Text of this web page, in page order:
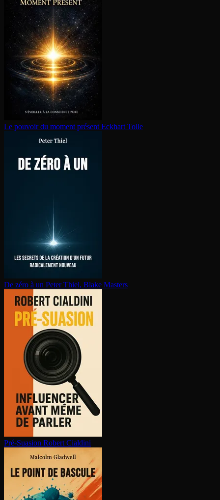
Le pouvoir du moment présent Eckhart Tolle
De zéro à un Peter Thiel, Blake Masters
Pré-Suasion Robert Cialdini